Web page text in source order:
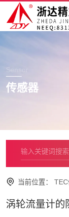
Sensor
传感器
当前位置：
涡轮流量计的